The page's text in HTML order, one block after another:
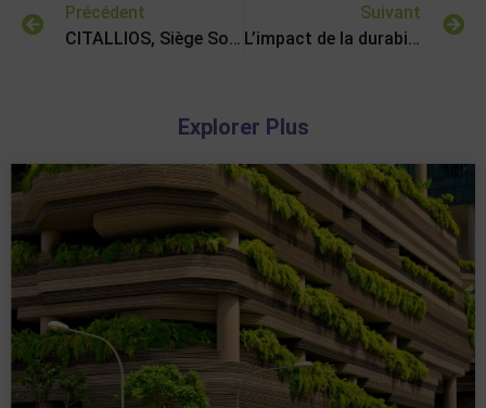
Précédent
CITALLIOS, Siège Social Nanterre
Suivant
L’impact de la durabilité et des bâtiments écologiques dans les choix immobiliers d’entreprises
Explorer Plus